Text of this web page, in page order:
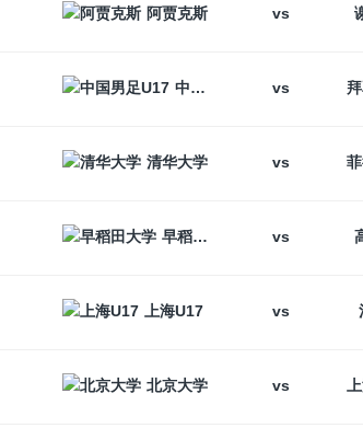
阿贾克斯 vs
中国男足U17 vs
清华大学 vs
早稻田大学 vs
上海U17 vs
北京大学 vs